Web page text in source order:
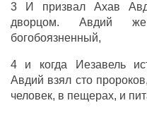
3 И призвал Ахав
дворцом. Авдий
богобоязненный,
4 и когда Иезавель
Авдий взял сто
человек, в пещерах, и